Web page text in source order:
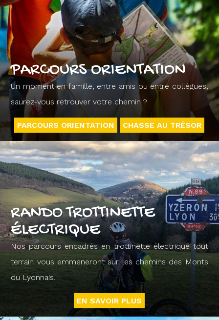
PARCOURS ORIENTATION
Un moment en famille, entre amis ou entre collègues,
saurez-vous retrouver votre chemin ?
PARCOURS ORIENTATION CHASSE AU TRÉSOR
RANDO TROTTINETTE
ÉLECTRIQUE
Nos parcours encadrés en trottinette électrique tout
terrain vous emmeneront sur les chemins des Monts
du Lyonnais.
EN SAVOIR PLUS